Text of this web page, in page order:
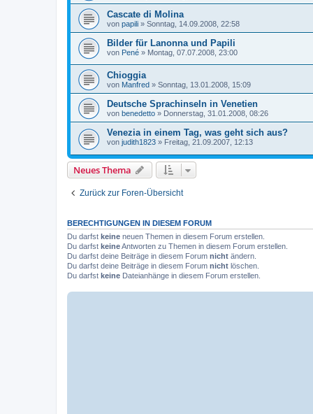
Cascate di Molina
von papili » Sonntag, 14.09.2008, 22:58
Bilder für Lanonna und Papili
von Pené » Montag, 07.07.2008, 23:00
Chioggia
von Manfred » Sonntag, 13.01.2008, 15:09
Deutsche Sprachinseln in Venetien
von benedetto » Donnerstag, 31.01.2008, 08:26
Venezia in einem Tag, was geht sich aus?
von judith1823 » Freitag, 21.09.2007, 12:13
Neues Thema
Zurück zur Foren-Übersicht
BERECHTIGUNGEN IN DIESEM FORUM
Du darfst keine neuen Themen in diesem Forum erstellen.
Du darfst keineAntworten zu Themen in diesem Forum erstellen.
Du darfst deine Beiträge in diesem Forum nicht ändern.
Du darfst deine Beiträge in diesem Forum nicht löschen.
Du darfst keine Dateianhänge in diesem Forum erstellen.